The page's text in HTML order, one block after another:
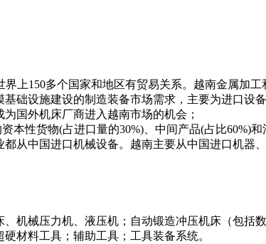
上150多个国家和地区有贸易关系。越南金属加
础设施建设的制造装备市场需求，主要为进口
国外机床厂商进入越南市场的机会；
本性货物(占进口量的30%)、中间产品(占比60%)
从中国进口机械设备。越南主要从中国进口机器
机械压力机、液压机；自动锻造冲压机床（包括
材料工具；辅助工具；工具装备系统。